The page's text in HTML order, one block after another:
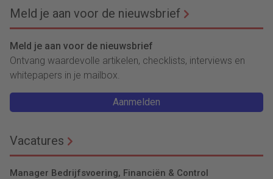
Meld je aan voor de nieuwsbrief
Meld je aan voor de nieuwsbrief
Ontvang waardevolle artikelen, checklists, interviews en
whitepapers in je mailbox.
Aanmelden
Vacatures
Manager Bedrijfsvoering, Financiën & Control